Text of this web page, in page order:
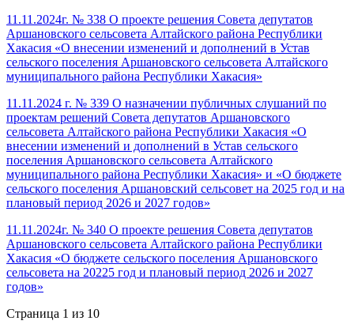
11.11.2024г. № 338 О проекте решения Совета депутатов
Аршановского сельсовета Алтайского района Республики
Хакасия «О внесении изменений и дополнений в Устав
сельского поселения Аршановского сельсовета Алтайского
муниципального района Республики Хакасия»
11.11.2024 г. № 339 О назначении публичных слушаний по
проектам решений Совета депутатов Аршановского
сельсовета Алтайского района Республики Хакасия «О
внесении изменений и дополнений в Устав сельского
поселения Аршановского сельсовета Алтайского
муниципального района Республики Хакасия» и «О бюджете
сельского поселения Аршановский сельсовет на 2025 год и на
плановый период 2026 и 2027 годов»
11.11.2024г. № 340 О проекте решения Совета депутатов
Аршановского сельсовета Алтайского района Республики
Хакасия «О бюджете сельского поселения Аршановского
сельсовета на 20225 год и плановый период 2026 и 2027
годов»
Страница 1 из 10